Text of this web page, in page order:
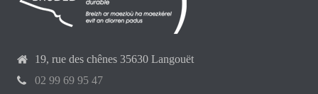
19, rue des chênes 35630 Langouët
02 99 69 95 47